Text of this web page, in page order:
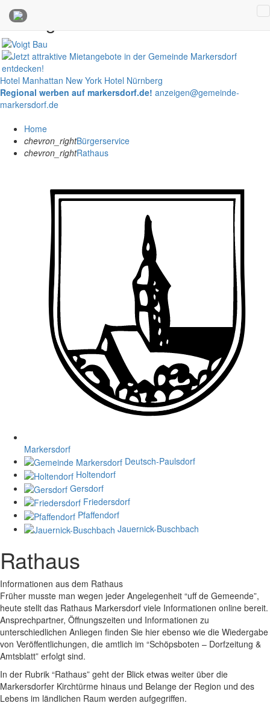
Anzeigen
Hotel Manhattan New York Hotel Nürnberg
Regional werben auf markersdorf.de! anzeigen@gemeinde-
markersdorf.de
Home
chevron_rightBürgerservice
chevron_rightRathaus
Markersdorf
Deutsch-Paulsdorf
Holtendorf
Gersdorf
Friedersdorf
Pfaffendorf
Jauernick-Buschbach
Rathaus
Informationen aus dem Rathaus
Früher musste man wegen jeder Angelegenheit “uff de Gemeende”,
heute stellt das Rathaus Markersdorf viele Informationen online bereit.
Ansprechpartner, Öffnungszeiten und Informationen zu
unterschiedlichen Anliegen finden Sie hier ebenso wie die Wiedergabe
von Veröffentlichungen, die amtlich im “Schöpsboten – Dorfzeitung &
Amtsblatt” erfolgt sind.
In der Rubrik “Rathaus” geht der Blick etwas weiter über die
Markersdorfer Kirchtürme hinaus und Belange der Region und des
Lebens im ländlichen Raum werden aufgegriffen.